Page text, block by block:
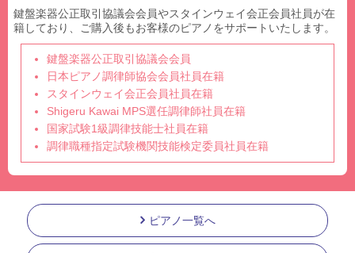
鍵盤楽器公正取引協議会会員やスタインウェイ会正会員社員が在
籍しており、ご購入後もお客様のピアノをサポートいたします。
鍵盤楽器公正取引協議会会員
日本ピアノ調律師協会会員社員在籍
スタインウェイ会正会員社員在籍
Shigeru Kawai MPS選任調律師社員在籍
国家試験1級調律技能士社員在籍
調律職種指定試験機関技能検定委員社員在籍
ピアノ一覧へ